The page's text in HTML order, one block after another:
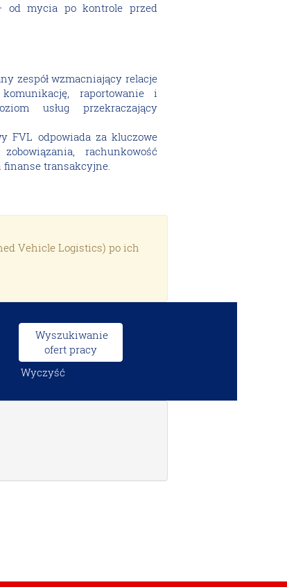
od mycia po kontrole przed
zespół wzmacniający relacje
raportowanie i
usług przekraczający
FVL odpowiada za kluczowe
rachunkowość
transakcyjne.
Vehicle Logistics) po ich
Wyczyść